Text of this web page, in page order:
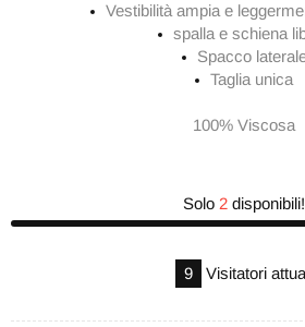
Vestibilità ampia e
spalla e schiena
Spacco
Taglia unica
100% Viscosa
Solo 2 disponibili!
9 Visitatori